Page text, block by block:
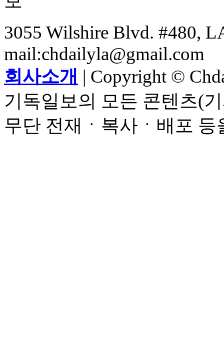
3055 Wilshire Blvd. #480,
mail:chdailyla@gmail.com
회사소개 | Copyright ©
기독일보의 모든 콘텐츠(
무단 전재ㆍ복사ㆍ배포 등